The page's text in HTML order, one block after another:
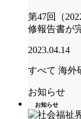
第47回（
修報告書が
2023.04.14
すべて 海外
お知らせ
お知らせ